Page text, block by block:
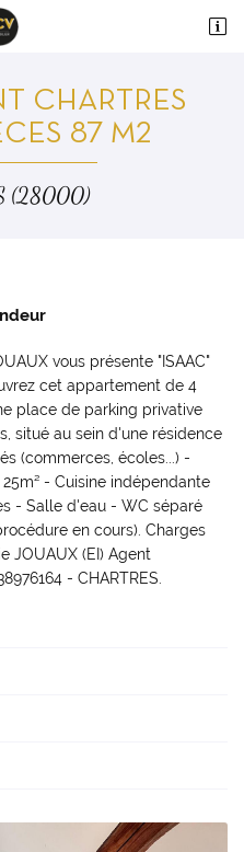

nos propositions commerciales à
vous désinscrire à tout moment en
CHARTRES
87 M2
(28000)
vous présente "ISAAC"
cet appartement de 4
place de parking privative
situé au sein d'une résidence
(commerces, écoles...) -
- Cuisine indépendante
- Salle d'eau - WC séparé
en cours). Charges
JOUAUX (EI) Agent
- CHARTRES.